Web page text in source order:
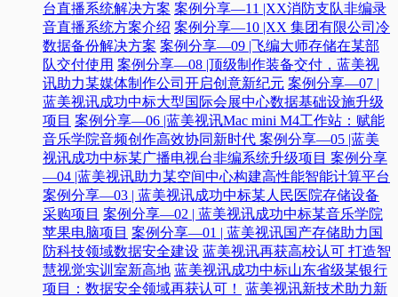
台直播系统解决方案 案例分享—11 |XX消防支队非编录
音直播系统方案介绍 案例分享—10 |XX 集团有限公司冷
数据备份解决方案 案例分享—09 |飞编大师存储在某部
队交付使用 案例分享—08 |顶级制作装备交付，蓝美视
讯助力某媒体制作公司开启创意新纪元 案例分享—07 |
蓝美视讯成功中标大型国际会展中心数据基础设施升级
项目 案例分享—06 |蓝美视讯Mac mini M4工作站：赋能
音乐学院音频创作高效协同新时代​ 案例分享—05 |蓝美
视讯成功中标某广播电视台非编系统升级项目​ 案例分享
—04 |蓝美视讯助力某空间中心构建高性能智能计算平台​
案例分享—03 | 蓝美视讯成功中标某人民医院存储设备
采购项目 案例分享—02 | 蓝美视讯成功中标某音乐学院
苹果电脑项目 案例分享—01 | 蓝美视讯国产存储助力国
防科技领域数据安全建设 蓝美视讯再获高校认可 打造智
慧视觉实训室新高地 蓝美视讯成功中标山东省级某银行
项目：数据安全领域再获认可！
蓝美视讯新技术助力新